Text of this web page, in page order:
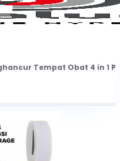
Tempat Obat 4 in 1